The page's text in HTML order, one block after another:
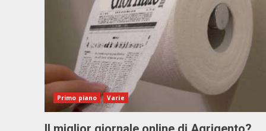
Primo piano Varie